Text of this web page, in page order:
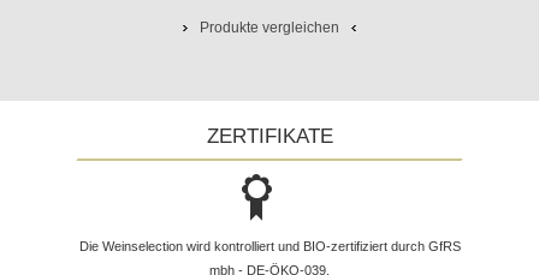
Produkte vergleichen
ZERTIFIKATE
Die Weinselection wird kontrolliert und BIO-zertifiziert durch GfRS
mbh - DE-ÖKO-039.